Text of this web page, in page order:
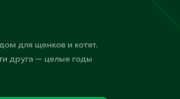
для щенков и котят.
друга — целые годы